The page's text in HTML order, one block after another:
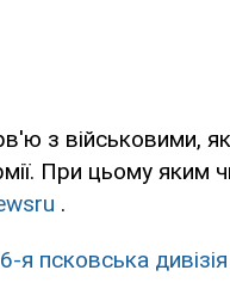
з військовими,
При цьому яким
.
я псковська